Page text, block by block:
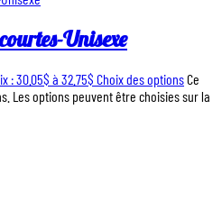
Unisexe
: 30.05$ à 32.75$ Choix des optionsCe
Les options peuvent être choisies sur la